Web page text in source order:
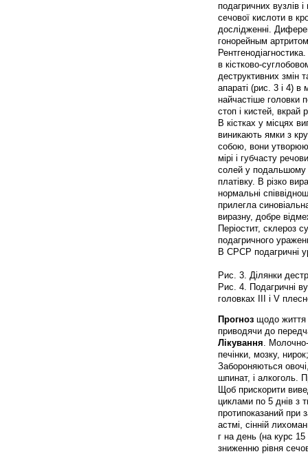
подагричних вузлів
сечової кислоти в
дослідженні.
гонорейным
в кістково-
деструктивних змін
апараті (рис. 3 і 4)
найчастіше головки
стоп і кистей, вкрай
В кістках у місцях
виникають ямки з
собою, вони
мірі і губчасту
солей у подальшому
платівку. В різко
нормальні
прилегла
виразну, добре
Періостит, склероз
подагричного
В СРСР подагричні
Рис. 3. Ділянки
Рис. 4. Подагричні
головках III і V
Прогноз щодо життя
приводячи до
Лікування.
печінки, мозку,
Забороняються
шпинат, і алкоголь.
Щоб прискорити
циклами по 5 днів з
протипоказаний при
астмі, сінній
г на день (на курс
зниженню рівня